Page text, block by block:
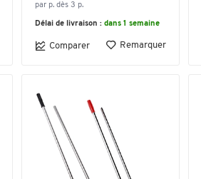
par p. dès 3 p.
Délai de livraison : dans 1 semaine
Comparer Remarquer